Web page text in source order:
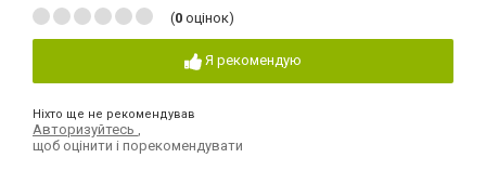
(0 оцінок)
Я рекомендую
Ніхто ще не рекомендував
Авторизуйтесь
щоб оцінити і порекомендувати